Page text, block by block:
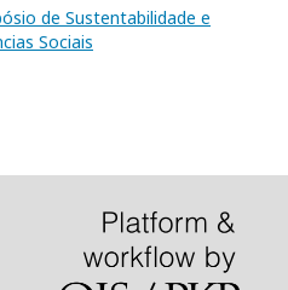
de Sustentabilidade e
Sociais